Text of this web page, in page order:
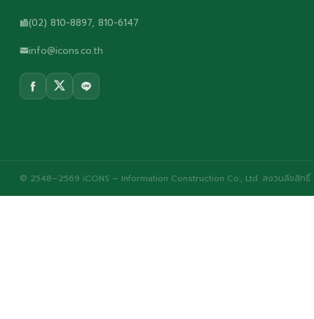
(02) 810-8897, 810-6147
info@icons.co.th
© 2548–2569 iCONS – Information Construction Co., Ltd. สงวนลิขสิทธิ์